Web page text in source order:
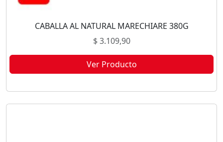
CABALLA AL NATURAL MARECHIARE 380G
$3.109,90
Ver Producto